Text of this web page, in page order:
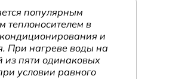
популярным
теплоносителем в
и
При нагреве воды на
из пяти одинаковых
условии равного